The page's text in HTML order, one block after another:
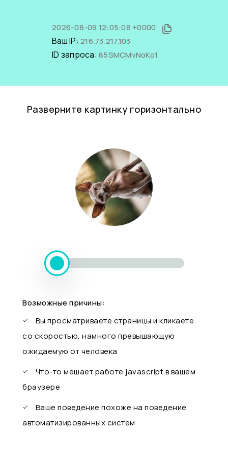
2026-08-09 12:05:08 +0000
Ваш IP: 216.73.217.103
ID запроса: 85SMCMvNoKo1
Разверните картинку горизонтально
Возможные причины:
Вы просматриваете страницы и кликаете
со скоростью, намного превышающую
ожидаемую от человека
Что-то мешает работе javascript в вашем
браузере
Ваше поведение похоже на поведение
автоматизированных систем